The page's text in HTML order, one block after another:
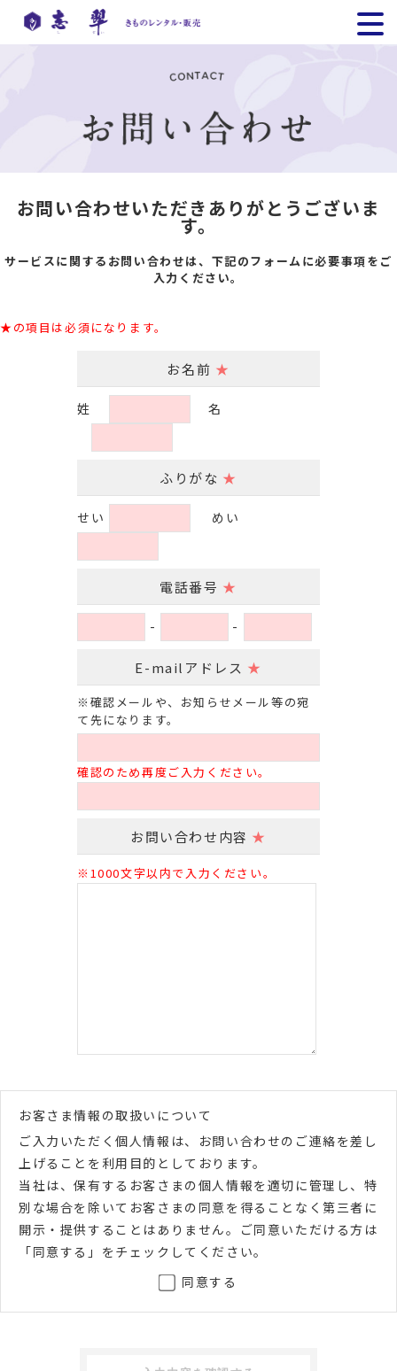
お問い合わせいただきありがとうございま
す。
サービスに関するお問い合わせは、下記のフォームに必要事項をご
入力ください。
★の項目は必須になります。
お名前 ★
姓 名
ふりがな ★
せい めい
電話番号 ★
- -
E-mailアドレス ★
※確認メールや、お知らせメール等の宛
て先になります。
確認のため再度ご入力ください。
お問い合わせ内容 ★
※1000文字以内で入力ください。
お客さま情報の取扱いについて
ご入力いただく個人情報は、お問い合わせのご連絡を差し
上げることを利用目的としております。
当社は、保有するお客さまの個人情報を適切に管理し、特
別な場合を除いてお客さまの同意を得ることなく第三者に
開示・提供することはありません。ご同意いただける方は
「同意する」をチェックしてください。
同意する